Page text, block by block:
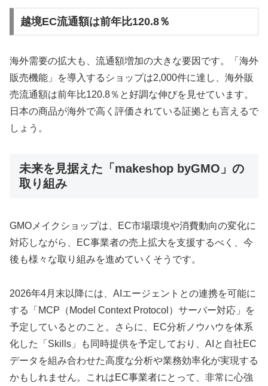
越境EC流通額は前年比120.8％
海外需要の拡大も、流通額増加の大きな要因です。「海外
販売機能」を導入するショップは2,000件に達し、海外販
売流通額は前年比120.8％と好調な伸びを見せています。
日本の商品が海外で高く評価されている証拠とも言えるで
しょう。
未来を見据えた「makeshop byGMO」の
取り組み
GMOメイクショップは、EC市場環境や消費動向の変化に
対応しながら、EC事業者の売上拡大を支援するべく、今
後も様々な取り組みを進めていくそうです。
2026年4月末以降には、AIエージェントとの連携を可能に
する「MCP（Model Context Protocol）サーバー対応」を
予定しているとのこと。さらに、EC分析ノウハウを体系
化した「Skills」も同時提供を予定しており、AIと自社EC
データを組み合わせた高度な分析や業務効率化が実現する
かもしれません。これはEC事業者にとって、非常に心強